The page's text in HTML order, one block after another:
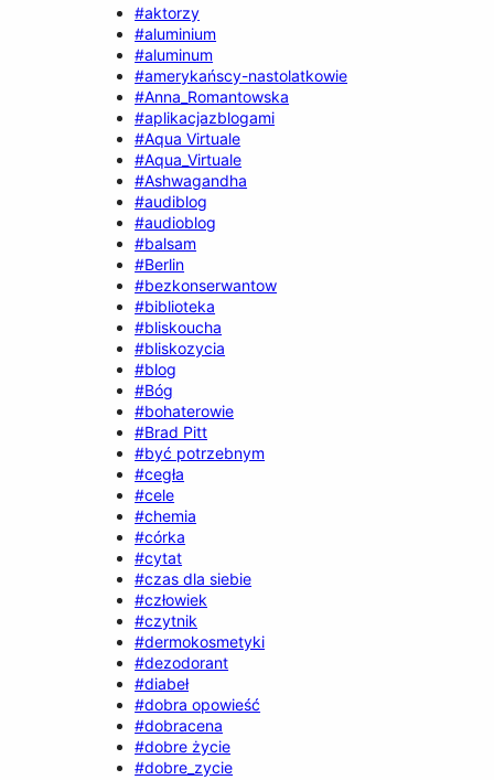
#aktorzy
#aluminium
#aluminum
#amerykańscy-nastolatkowie
#Anna_Romantowska
#aplikacjazblogami
#Aqua Virtuale
#Aqua_Virtuale
#Ashwagandha
#audiblog
#audioblog
#balsam
#Berlin
#bezkonserwantow
#biblioteka
#bliskoucha
#bliskozycia
#blog
#Bóg
#bohaterowie
#Brad Pitt
#być potrzebnym
#cegła
#cele
#chemia
#córka
#cytat
#czas dla siebie
#człowiek
#czytnik
#dermokosmetyki
#dezodorant
#diabeł
#dobra opowieść
#dobracena
#dobre życie
#dobre_zycie